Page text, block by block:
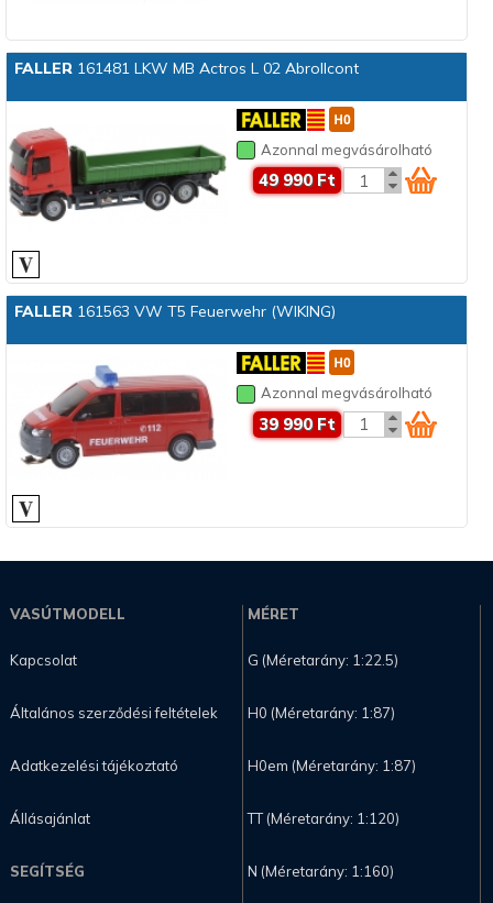
FALLER161481 LKW MB Actros L 02 Abrollcont
Azonnal megvásárolható
49 990 Ft
FALLER161563 VW T5 Feuerwehr (WIKING)
Azonnal megvásárolható
39 990 Ft
VASÚTMODELL
Kapcsolat
Általános szerződési feltételek
Adatkezelési tájékoztató
Állásajánlat
SEGÍTSÉG
MÉRET
G (Méretarány: 1:22.5)
H0 (Méretarány: 1:87)
H0em (Méretarány: 1:87)
TT (Méretarány: 1:120)
N (Méretarány: 1:160)